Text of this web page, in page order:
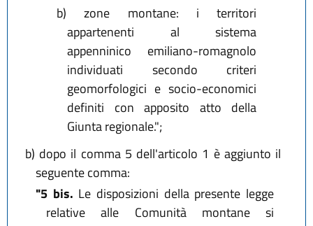
b) zone montane: i territori
appartenenti al sistema
appenninico emiliano-romagnolo
individuati secondo criteri
geomorfologici e socio-economici
definiti con apposito atto della
Giunta regionale.";
b) dopo il comma 5 dell'articolo 1 è aggiunto il
seguente comma:
"5 bis. Le disposizioni della presente legge
relative alle Comunità montane si